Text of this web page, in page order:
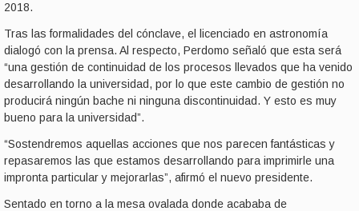
2018.
Tras las formalidades del cónclave, el licenciado en astronomía
dialogó con la prensa. Al respecto, Perdomo señaló que esta será
“una gestión de continuidad de los procesos llevados que ha venido
desarrollando la universidad, por lo que este cambio de gestión no
producirá ningún bache ni ninguna discontinuidad. Y esto es muy
bueno para la universidad”.
“Sostendremos aquellas acciones que nos parecen fantásticas y
repasaremos las que estamos desarrollando para imprimirle una
impronta particular y mejorarlas”, afirmó el nuevo presidente.
Sentado en torno a la mesa ovalada donde acababa de